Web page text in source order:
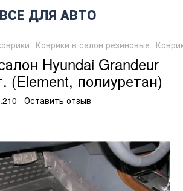
ВСЕ ДЛЯ АВТО
Коврики в салон резиновые
Hyundai Grandeur
(Element, полиуретан)
Оставить отзыв